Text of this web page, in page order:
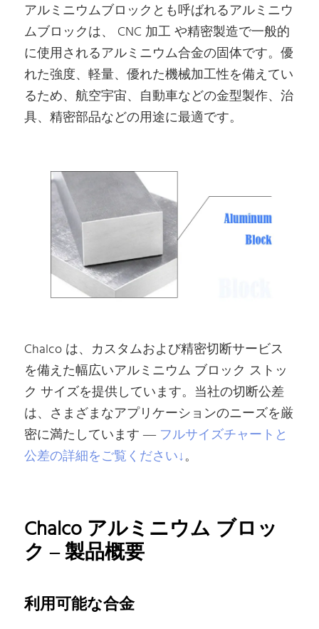
アルミニウムブロックとも呼ばれるアルミニウ
ムブロックは、 CNC 加工 や精密製造で一般的
に使用されるアルミニウム合金の固体です。優
れた強度、軽量、優れた機械加工性を備えてい
るため、航空宇宙、自動車などの金型製作、治
具、精密部品などの用途に最適です。
Chalco は、カスタムおよび精密切断サービス
を備えた幅広いアルミニウム ブロック ストッ
ク サイズを提供しています。当社の切断公差
は、さまざまなアプリケーションのニーズを厳
密に満たしています — フルサイズチャートと
公差の詳細をご覧ください↓。
Chalco アルミニウム ブロッ
ク – 製品概要
利用可能な合金